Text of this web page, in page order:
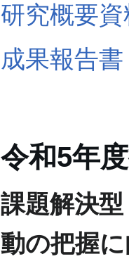
研究概要資
成果報告
令和5年
課題解決
動の把握